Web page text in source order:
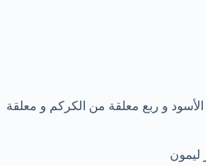
و ربع معلقة من الكركم و معلقة